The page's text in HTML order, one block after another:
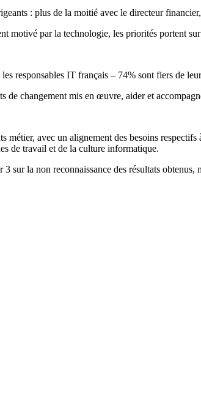
: plus de la moitié avec le directeur
motivé par la technologie, les priorités portent
responsables IT français – 74% sont fiers de
changement mis en œuvre, aider et
métier, avec un alignement des besoins
de travail et de la culture informatique.
sur la non reconnaissance des résultats